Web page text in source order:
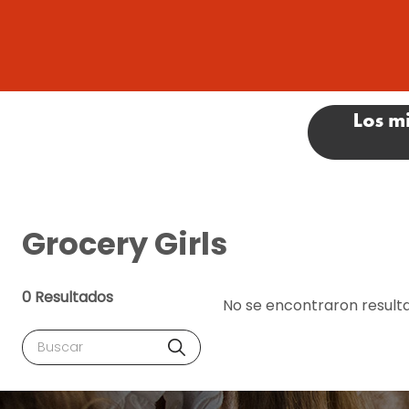
Grocery Girls
0 Resultados
Buscar
No se encontraron